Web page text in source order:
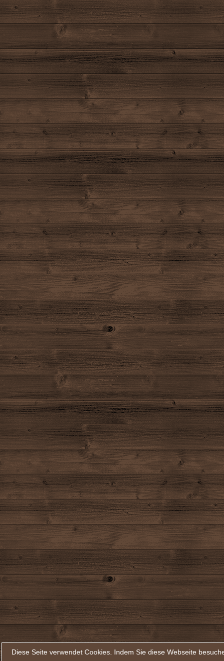
Diese Seite verwendet Cookies. Indem Sie diese Webseite